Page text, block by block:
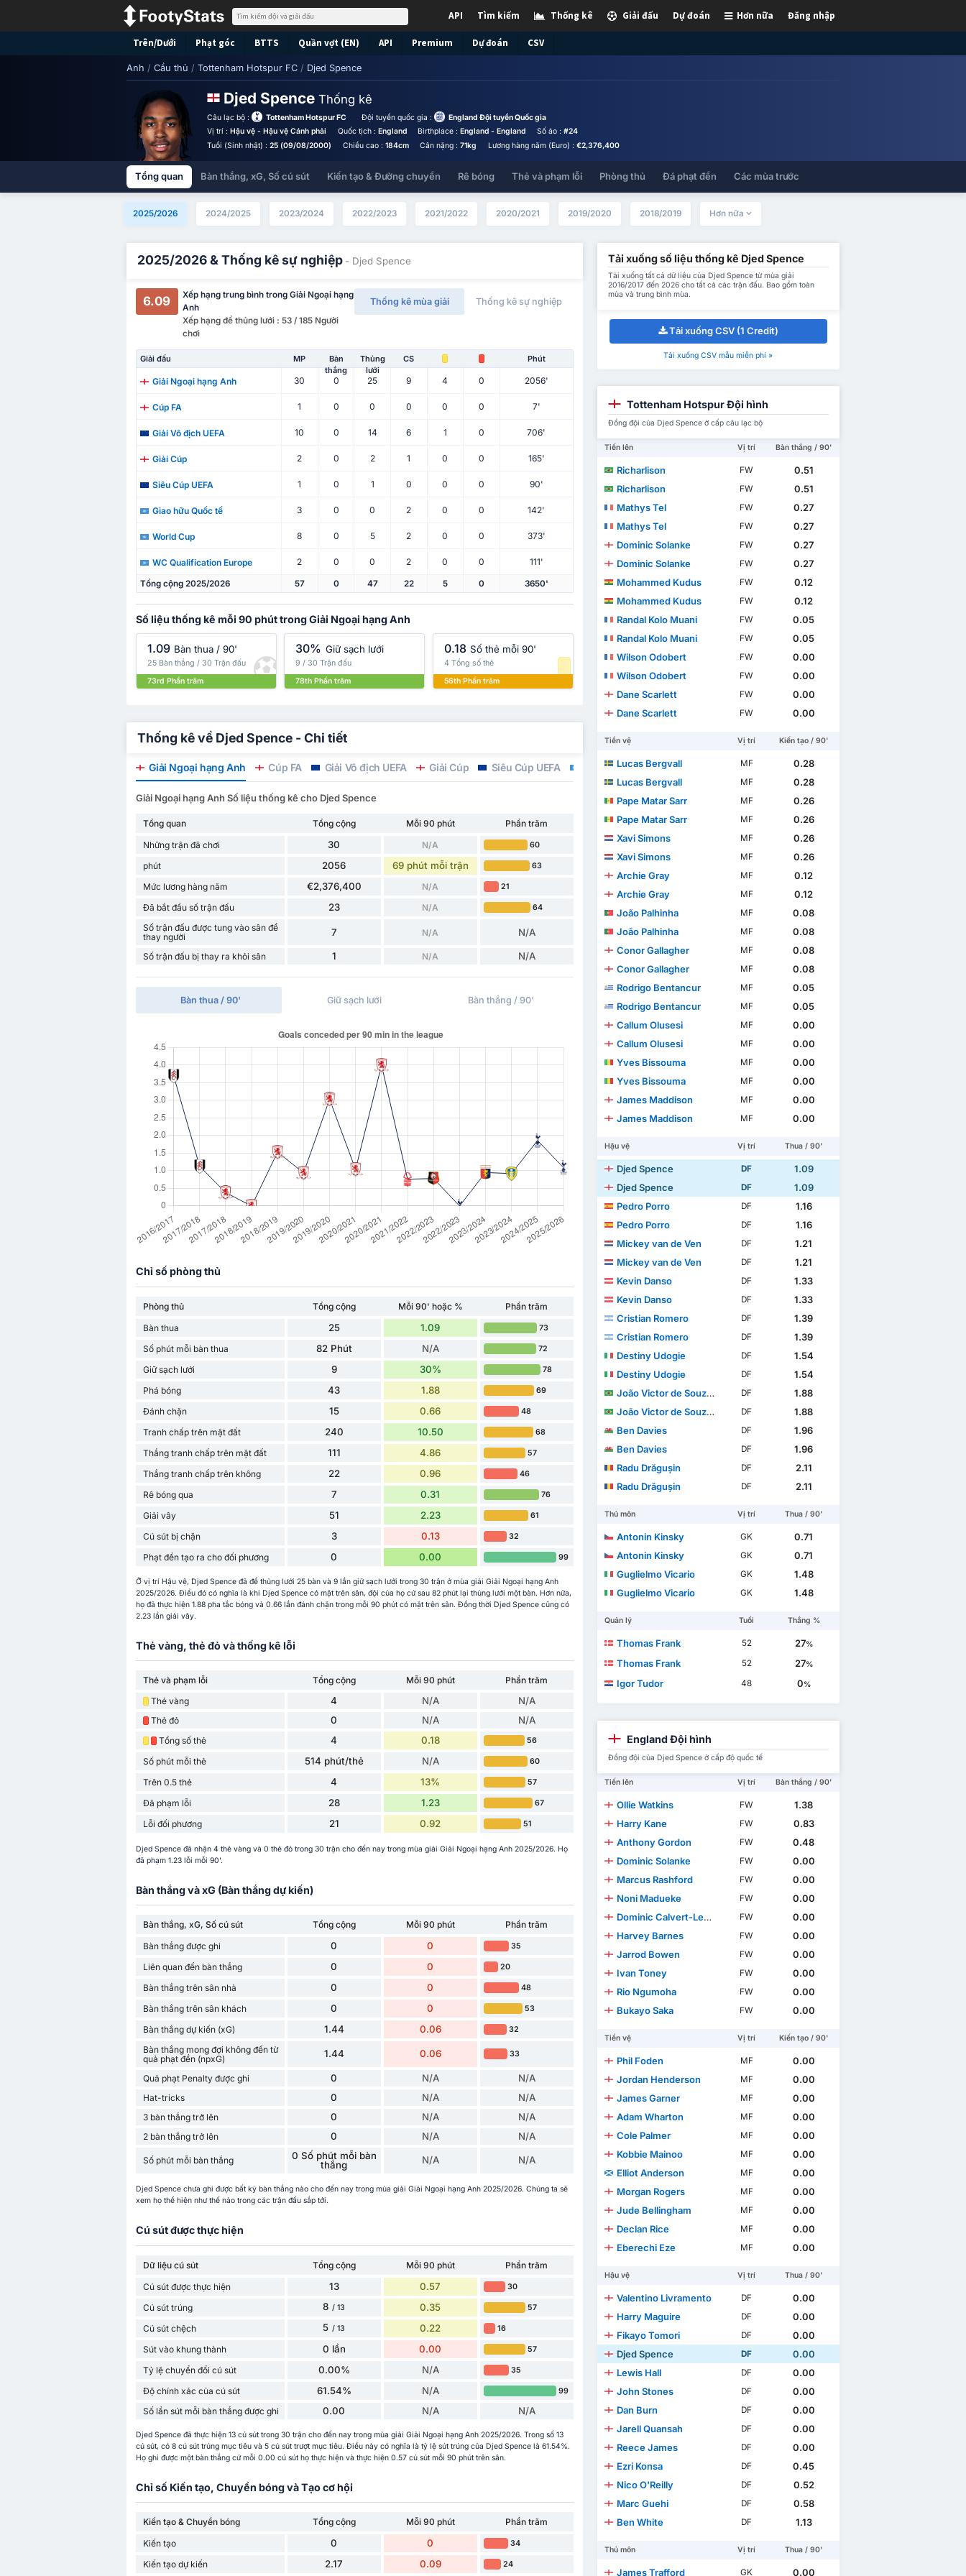
Đăng nhập
Hơn nữa
Dự đoán
Giải đấu
Thống kê
Tìm kiếm
API
Trên/Dưới Phạt góc BTTS Quần vợt (EN) API Premium Dự đoán CSV
Anh / Cầu thủ / Tottenham Hotspur FC / Djed Spence
Djed SpenceThống kê
Câu lạc bộ : Tottenham Hotspur FC Đội tuyển quốc gia :
England Đội tuyển Quốc gia
Vị trí :Hậu vệ - Hậu vệ Cánh phải Quốc tịch : England Birthplace :England - England Số áo : #24
Tuổi (Sinh nhật) :25 (09/08/2000) Chiều cao : 184cm Cân nặng :71kg Lương hàng năm (Euro) : €2,376,400
Tổng quan Bàn thắng, xG, Số cú sút Kiến tạo & Đường chuyền Rê bóng Thẻ và phạm lỗi Phòng thủ Đá phạt đền Các mùa trước
2025/2026 2024/2025 2023/2024 2022/2023 2021/2022 2020/2021 2019/2020 2018/2019 Hơn nữa
2025/2026 & Thống kê sự nghiệp - Djed Spence
6.09
Xếp hạng trung bình trong Giải Ngoại hạng
Anh
Xếp hạng để thủng lưới : 53 / 185 Người
chơi
Thống kê mùa giải Thống kê sự nghiệp
Giải đấu MP
Bàn
thắng
Thủng
lưới
CS Phút
Giải Ngoại hạng Anh 30 0 25 9 4 0 2056'
Cúp FA 1 0 0 0 0 0 7'
Giải Vô địch UEFA 10 0 14 6 1 0 706'
Giải Cúp 2 0 2 1 0 0 165'
Siêu Cúp UEFA 1 0 1 0 0 0 90'
Giao hữu Quốc tế 3 0 0 2 0 0 142'
World Cup 8 0 5 2 0 0 373'
WC Qualification Europe 2 0 0 2 0 0 111'
Tổng cộng 2025/2026 57 0 47 22 5 0 3650'
Số liệu thống kê mỗi 90 phút trong Giải Ngoại hạng Anh
1.09 Bàn thua / 90'
25 Bàn thắng / 30 Trận đấu
73rd Phần trăm
30% Giữ sạch lưới
9 / 30 Trận đấu
78th Phần trăm
0.18 Số thẻ mỗi 90'
4 Tổng số thẻ
56th Phần trăm
Thống kê về Djed Spence - Chi tiết
Giải Ngoại hạng Anh Cúp FA Giải Vô địch UEFA Giải Cúp Siêu Cúp UEFA Giao hữu Quốc tế WC Qualification Europe
Giải Ngoại hạng Anh Số liệu thống kê cho Djed Spence
Tổng quan Tổng cộng Mỗi 90 phút
Phần trăm
Những trận đã chơi
30 N/A 60
phút 2056 69 phút mỗi trận 63
Mức lương hàng năm €2,376,400 N/A 21
Đã bắt đầu số trận đấu 23 N/A 64
Số trận đấu được tung vào sân để
thay người
7 N/A N/A
Số trận đấu bị thay ra khỏi sân 1 N/A N/A
Bàn thua / 90' Giữ sạch lưới Bàn thắng / 90'
Chỉ số phòng thủ
Phòng thủ Tổng cộng Mỗi 90' hoặc %
Phần trăm
Bàn thua
25 1.09 73
Số phút mỗi bàn thua 82 Phút N/A 72
Giữ sạch lưới 9 30% 78
Phá bóng 43 1.88 69
Đánh chặn 15 0.66 48
Tranh chấp trên mặt đất 240 10.50 68
Thắng tranh chấp trên mặt đất 111 4.86 57
Thắng tranh chấp trên không 22 0.96 46
Rê bóng qua 7 0.31 76
Giải vây 51 2.23 61
Cú sút bị chặn 3 0.13 32
Phạt đền tạo ra cho đối phương 0 0.00 99
Ở vị trí Hậu vệ, Djed Spence đã để thủng lưới 25 bàn và 9 lần giữ sạch lưới trong 30 trận ở mùa giải Giải Ngoại hạng Anh
2025/2026. Điều đó có nghĩa là khi Djed Spence có mặt trên sân, đội của họ cứ sau 82 phút lại thủng lưới một bàn. Hơn nữa,
họ đã thực hiện 1.88 pha tắc bóng và 0.66 lần đánh chặn trong mỗi 90 phút có mặt trên sân. Đồng thời Djed Spence cũng có
2.23 lần giải vây.
Thẻ vàng, thẻ đỏ và thống kê lỗi
Thẻ và phạm lỗi Tổng cộng Mỗi 90 phút
Phần trăm
Thẻ vàng
4 N/A N/A
Thẻ đỏ 0 N/A N/A
Tổng số thẻ 4 0.18 56
Số phút mỗi thẻ 514 phút/thẻ N/A 60
Trên 0.5 thẻ 4 13% 57
Đã phạm lỗi 28 1.23 67
Lỗi đối phương 21 0.92 51
Djed Spence đã nhận 4 thẻ vàng và 0 thẻ đỏ trong 30 trận cho đến nay trong mùa giải Giải Ngoại hạng Anh 2025/2026. Họ
đã phạm 1.23 lỗi mỗi 90'.
Bàn thắng và xG (Bàn thắng dự kiến)
Bàn thắng, xG, Số cú sút Tổng cộng Mỗi 90 phút
Phần trăm
Bàn thắng được ghi
0 0 35
Liên quan đến bàn thắng 0 0 20
Bàn thắng trên sân nhà 0 0 48
Bàn thắng trên sân khách 0 0 53
Bàn thắng dự kiến (xG) 1.44 0.06 32
Bàn thắng mong đợi không đến từ
quả phạt đền (npxG)
1.44 0.06 33
Quả phạt Penalty được ghi 0 N/A N/A
Hat-tricks 0 N/A N/A
3 bàn thắng trở lên 0 N/A N/A
2 bàn thắng trở lên 0 N/A N/A
Số phút mỗi bàn thắng
0 Số phút mỗi bàn
thắng
N/A N/A
Djed Spence chưa ghi được bất kỳ bàn thắng nào cho đến nay trong mùa giải Giải Ngoại hạng Anh 2025/2026. Chúng ta sẽ
xem họ thể hiện như thế nào trong các trận đấu sắp tới.
Cú sút được thực hiện
Dữ liệu cú sút Tổng cộng Mỗi 90 phút
Phần trăm
Cú sút được thực hiện
13 0.57 30
Cú sút trúng 8 / 13 0.35 57
Cú sút chệch 5 / 13 0.22 16
Sút vào khung thành 0 lần 0.00 57
Tỷ lệ chuyển đổi cú sút 0.00% N/A 35
Độ chính xác của cú sút 61.54% N/A 99
Số lần sút mỗi bàn thắng được ghi 0.00 N/A N/A
Djed Spence đã thực hiện 13 cú sút trong 30 trận cho đến nay trong mùa giải Giải Ngoại hạng Anh 2025/2026. Trong số 13
cú sút, có 8 cú sút trúng mục tiêu và 5 cú sút trượt mục tiêu. Điều này có nghĩa là tỷ lệ sút trúng của Djed Spence là 61.54%.
Họ ghi được một bàn thắng cứ mỗi 0.00 cú sút họ thực hiện và thực hiện 0.57 cú sút mỗi 90 phút trên sân.
Chỉ số Kiến tạo, Chuyền bóng và Tạo cơ hội
Kiến tạo & Chuyền bóng Tổng cộng Mỗi 90 phút
Phần trăm
Kiến tạo
0 0 34
Kiến tạo dự kiến 2.17 0.09 24
Tải xuống số liệu thống kê Djed Spence
Tải xuống tất cả dữ liệu của Djed Spence từ mùa giải
2016/2017 đến 2026 cho tất cả các trận đấu. Bao gồm toàn
mùa và trung bình mùa.
Tải xuống CSV (1 Credit)
Tải xuống CSV mẫu miễn phí »
Tottenham Hotspur Đội hình
Đồng đội của Djed Spence ở cấp câu lạc bộ
Tiến lên Vị trí Bàn thắng / 90'
Richarlison FW
0.51
Richarlison
FW
0.51
Mathys Tel
FW
0.27
Mathys Tel
FW
0.27
Dominic Solanke
FW
0.27
Dominic Solanke
FW
0.27
Mohammed Kudus
FW
0.12
Mohammed Kudus
FW
0.12
Randal Kolo Muani
FW
0.05
Randal Kolo Muani
FW
0.05
Wilson Odobert
FW
0.00
Wilson Odobert
FW
0.00
Dane Scarlett
FW
0.00
Dane Scarlett
FW 0.00
Tiền vệ Vị trí Kiến tạo / 90'
Lucas Bergvall MF
0.28
Lucas Bergvall
MF
0.28
Pape Matar Sarr
MF
0.26
Pape Matar Sarr
MF
0.26
Xavi Simons
MF
0.26
Xavi Simons
MF
0.26
Archie Gray
MF
0.12
Archie Gray
MF
0.12
João Palhinha
MF
0.08
João Palhinha
MF
0.08
Conor Gallagher
MF
0.08
Conor Gallagher
MF
0.08
Rodrigo Bentancur
MF
0.05
Rodrigo Bentancur
MF
0.05
Callum Olusesi
MF
0.00
Callum Olusesi
MF
0.00
Yves Bissouma
MF
0.00
Yves Bissouma
MF
0.00
James Maddison
MF
0.00
James Maddison
MF 0.00
Hậu vệ Vị trí Thua / 90'
Djed Spence DF
1.09
Djed Spence
DF
1.09
Pedro Porro
DF
1.16
Pedro Porro
DF
1.16
Mickey van de Ven
DF
1.21
Mickey van de Ven
DF
1.21
Kevin Danso
DF
1.33
Kevin Danso
DF
1.33
Cristian Romero
DF
1.39
Cristian Romero
DF
1.39
Destiny Udogie
DF
1.54
Destiny Udogie
DF
1.54
João Victor de Souza Menezes
DF
1.88
João Victor de Souza Menezes
DF
1.88
Ben Davies
DF
1.96
Ben Davies
DF
1.96
Radu Drăgușin
DF
2.11
Radu Drăgușin
DF 2.11
Thủ môn Vị trí Thua / 90'
Antonin Kinsky GK
0.71
Antonin Kinsky
GK
0.71
Guglielmo Vicario
GK
1.48
Guglielmo Vicario
GK 1.48
Quản lý Tuổi Thắng %
Thomas Frank 52 27%
Thomas Frank 52 27%
Igor Tudor 48 0%
England Đội hình
Đồng đội của Djed Spence ở cấp độ quốc tế
Tiến lên Vị trí Bàn thắng / 90'
Ollie Watkins FW
1.38
Harry Kane
FW
0.83
Anthony Gordon
FW
0.48
Dominic Solanke
FW
0.00
Marcus Rashford
FW
0.00
Noni Madueke
FW
0.00
Dominic Calvert-Lewin
FW
0.00
Harvey Barnes
FW
0.00
Jarrod Bowen
FW
0.00
Ivan Toney
FW
0.00
Rio Ngumoha
FW
0.00
Bukayo Saka
FW 0.00
Tiền vệ Vị trí Kiến tạo / 90'
Phil Foden MF
0.00
Jordan Henderson
MF
0.00
James Garner
MF
0.00
Adam Wharton
MF
0.00
Cole Palmer
MF
0.00
Kobbie Mainoo
MF
0.00
Elliot Anderson
MF
0.00
Morgan Rogers
MF
0.00
Jude Bellingham
MF
0.00
Declan Rice
MF
0.00
Eberechi Eze
MF 0.00
Hậu vệ Vị trí Thua / 90'
Valentino Livramento DF
0.00
Harry Maguire
DF
0.00
Fikayo Tomori
DF
0.00
Djed Spence
DF
0.00
Lewis Hall
DF
0.00
John Stones
DF
0.00
Dan Burn
DF
0.00
Jarell Quansah
DF
0.00
Reece James
DF
0.00
Ezri Konsa
DF
0.45
Nico O'Reilly
DF
0.52
Marc Guehi
DF
0.58
Ben White
DF 1.13
Thủ môn Vị trí Thua / 90'
James Trafford GK 0.00